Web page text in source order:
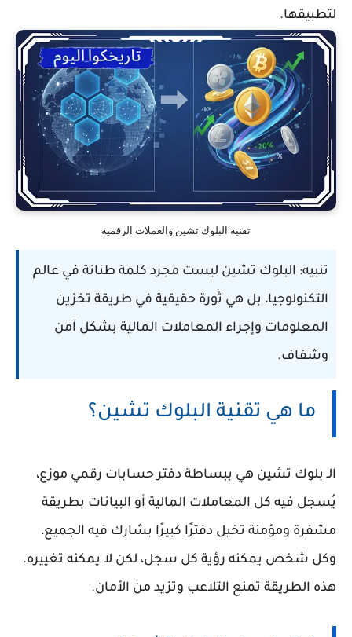
لتطبيقها.
تقنية البلوك تشين والعملات الرقمية
تنبيه: البلوك تشين ليست مجرد كلمة طنانة في عالم
التكنولوجيا، بل هي ثورة حقيقية في طريقة تخزين
المعلومات وإجراء المعاملات المالية بشكل آمن
وشفاف.
ما هي تقنية البلوك تشين؟
الـ بلوك تشين هي ببساطة دفتر حسابات رقمي موزع،
يُسجل فيه كل المعاملات المالية أو البيانات بطريقة
مشفرة ومؤمنة تخيل دفترًا كبيرًا يشارك فيه الجميع،
وكل شخص يمكنه رؤية كل سجل، لكن لا يمكنه تغييره.
هذه الطريقة تمنع التلاعب وتزيد من الأمان.